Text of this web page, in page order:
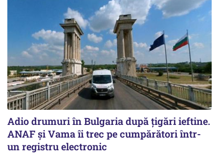
Adio drumuri în Bulgaria după țigări ieftine.
ANAF și Vama îi trec pe cumpărători într-
un registru electronic